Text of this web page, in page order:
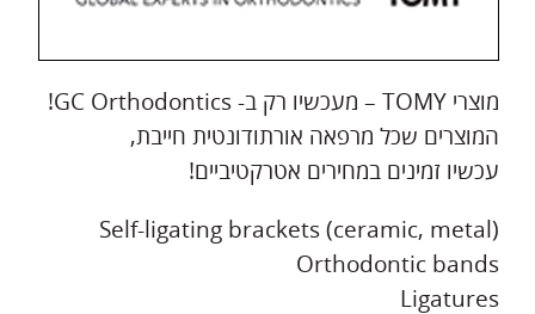
מוצרי TOMY – מעכשיו רק ב- GC Orthodontics!
המוצרים שכל מרפאה אורתודונטית חייבת,
עכשיו זמינים במחירים אטרקטיביים!
Self-ligating brackets (ceramic, metal)
Orthodontic bands
Ligatures